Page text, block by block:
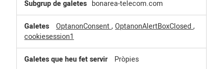
bonarea-telecom.com
OptanonConsent,OptanonAlertBoxClosed,
cookiesession1
Pròpies